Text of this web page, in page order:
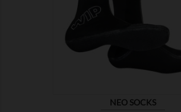
NEO SOCKS
ZEIGEN 